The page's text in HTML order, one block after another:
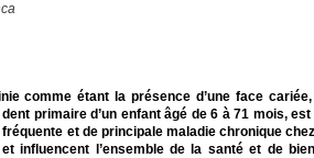
comme étant la présence d’une face
primaire d’un enfant âgé de 6 à 71 mois,
et de principale maladie chronique chez
influencent l’ensemble de la santé et de